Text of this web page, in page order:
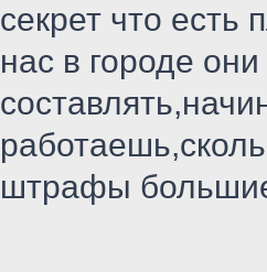
секрет что есть
нас в городе
штрафы